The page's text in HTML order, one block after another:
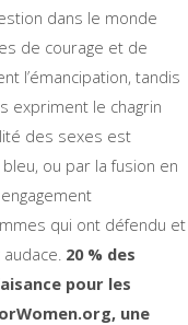
dans le monde
de courage et de
l’émancipation, tandis
expriment le chagrin
des sexes est
ou par la fusion en
qui ont défendu et
20 % des
pour les
une